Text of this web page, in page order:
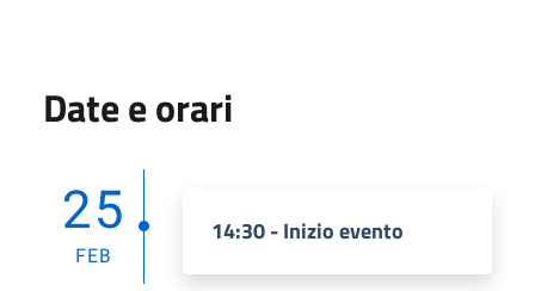
Date e orari
25
FEB
14:30 - Inizio evento